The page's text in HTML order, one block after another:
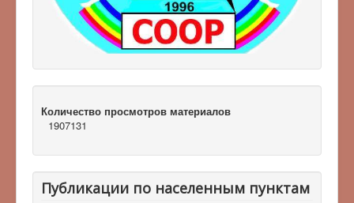
Количество просмотров материалов
1907131
Публикации по населенным пунктам